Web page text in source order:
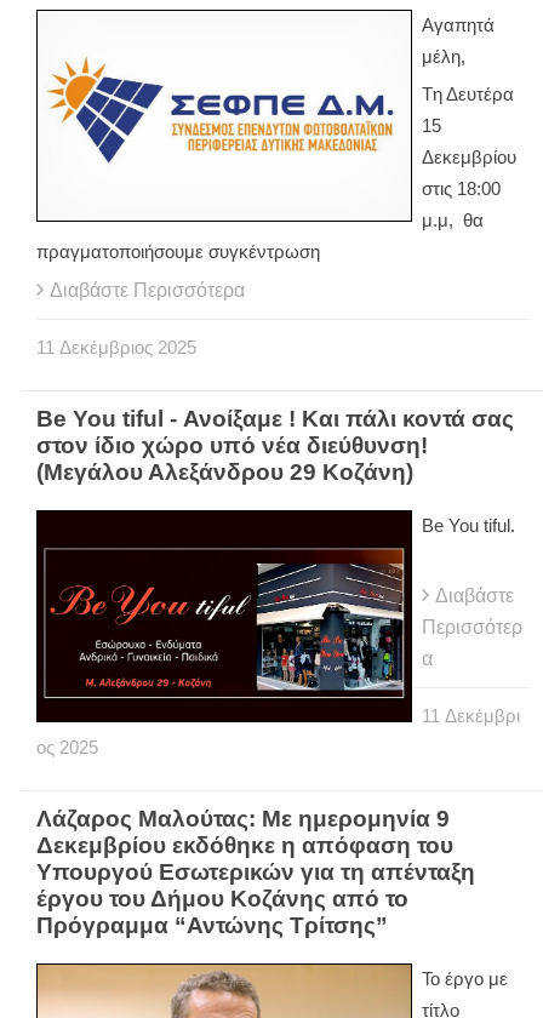
Αγαπητά
μέλη,
Tη Δευτέρα
15
Δεκεμβρίου
στις 18:00
μ.μ, θα
πραγματοποιήσουμε συγκέντρωση
Διαβάστε Περισσότερα
11 Δεκέμβριος 2025
Be You tiful - Ανοίξαμε ! Και πάλι κοντά σας
στον ίδιο χώρο υπό νέα διεύθυνση!
(Μεγάλου Αλεξάνδρου 29 Κοζάνη)
Be You tiful.
Διαβάστε
Περισσότερ
α
11 Δεκέμβρι
ος 2025
Λάζαρος Μαλούτας: Με ημερομηνία 9
Δεκεμβρίου εκδόθηκε η απόφαση του
Υπουργού Εσωτερικών για τη απένταξη
έργου του Δήμου Κοζάνης από το
Πρόγραμμα “Αντώνης Τρίτσης”
Το έργο με
τίτλο